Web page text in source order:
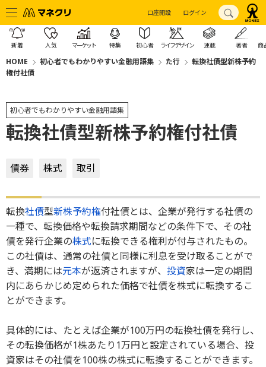
口座開設 ログイン
新着 人気 マーケット 特集 初心者 ライフデザイン 連載 著者 商
HOME 初心者でもわかりやすい金融用語集 た行
転換社債型新株予約
権付社債
初心者でもわかりやすい金融用語集
転換社債型新株予約権付社債
債券 株式 取引
転換社債型新株予約権付社債とは、企業が発行する社債の
一種で、転換価格や転換請求期間などの条件下で、その社
債を発行企業の株式に転換できる権利が付与されたもの。
この社債は、通常の社債と同様に利息を受け取ることがで
き、満期には元本が返済されますが、 投資家は一定の期間
内にあらかじめ定められた価格で社債を株式に転換するこ
とができます。
具体的には、たとえば企業が100万円の転換社債を発行し、
その転換価格が1株あたり1万円と設定されている場合、投
資家はその社債を100株の株式に転換することができます。